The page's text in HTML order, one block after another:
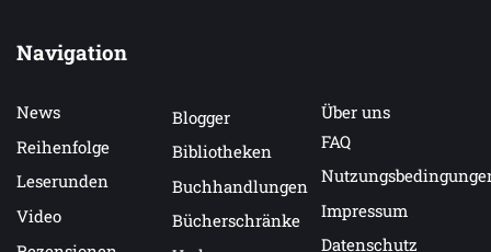
sich abgeschlossen und können unabhängig
liebgewonnenen Personen ist aber nicht
Die Reihe im Überblick:
Inselliebe auf Sylt
Inselsommer auf Sylt
Navigation
News
Reihenfolge
Leserunden
Video
Blogger
Bibliotheken
Buchhandlungen
Bücherschränke
Über uns
FAQ
Impressum
Datenschutz